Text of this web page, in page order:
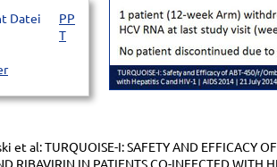
PP
T
et al: TURQUOISE-I: SAFETY AND EFFICACY
RIBAVIRIN IN PATIENTS CO-INFECTED WITH